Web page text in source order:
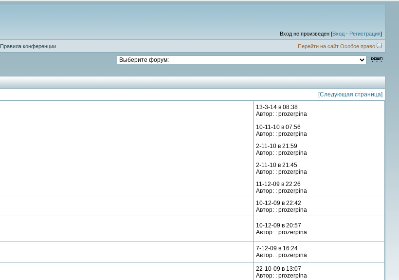
Вход не произведен [Вход - Регистрация]
Правила конференции Перейти на сайт Особое право
[Следующая страница]
13-3-14 в 08:38
Автор: : prozerpina
10-11-10 в 07:56
Автор: : prozerpina
2-11-10 в 21:59
Автор: : prozerpina
2-11-10 в 21:45
Автор: : prozerpina
11-12-09 в 22:26
Автор: : prozerpina
10-12-09 в 22:42
Автор: : prozerpina
10-12-09 в 20:57
Автор: : prozerpina
7-12-09 в 16:24
Автор: : prozerpina
22-10-09 в 13:07
Автор: : prozerpina